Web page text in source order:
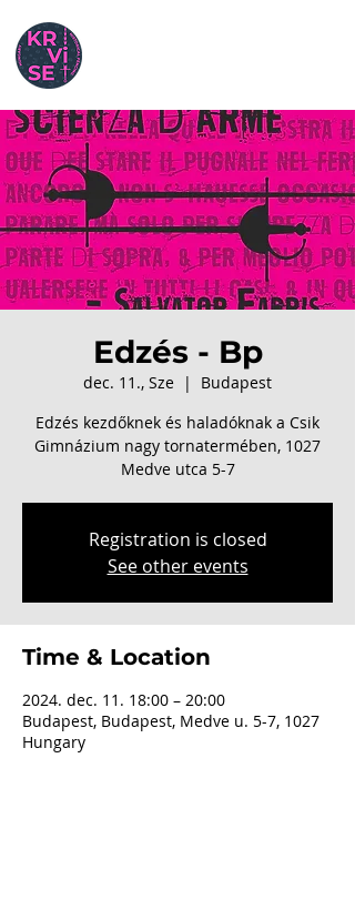
Edzés - Bp
dec. 11., Sze
  |
Budapest
Edzés kezdőknek és haladóknak a Csik
Gimnázium nagy tornatermében, 1027
Medve utca 5-7
Registration is closed
See other events
Time & Location
2024. dec. 11. 18:00 – 20:00
Budapest, Budapest, Medve u. 5-7, 1027
Hungary